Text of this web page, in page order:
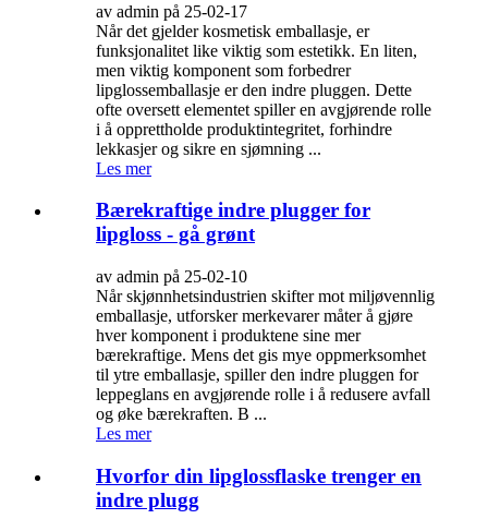
av admin på 25-02-17
Når det gjelder kosmetisk emballasje, er
funksjonalitet like viktig som estetikk. En liten,
men viktig komponent som forbedrer
lipglossemballasje er den indre pluggen. Dette
ofte oversett elementet spiller en avgjørende rolle
i å opprettholde produktintegritet, forhindre
lekkasjer og sikre en sjømning ...
Les mer
Bærekraftige indre plugger for
lipgloss - gå grønt
av admin på 25-02-10
Når skjønnhetsindustrien skifter mot miljøvennlig
emballasje, utforsker merkevarer måter å gjøre
hver komponent i produktene sine mer
bærekraftige. Mens det gis mye oppmerksomhet
til ytre emballasje, spiller den indre pluggen for
leppeglans en avgjørende rolle i å redusere avfall
og øke bærekraften. B ...
Les mer
Hvorfor din lipglossflaske trenger en
indre plugg